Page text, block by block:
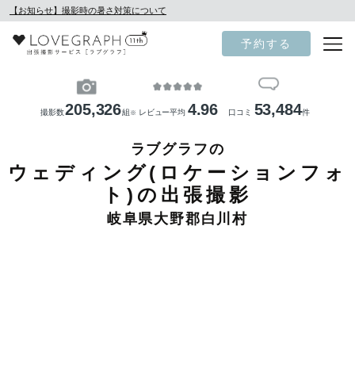
【お知らせ】撮影時の暑さ対策について
予約する
撮影数205,326組 ※ レビュー平均 4.96 口コミ 53,484件
ラブグラフの
ウェディング(ロケーションフォ
ト)の出張撮影
岐阜県大野郡白川村